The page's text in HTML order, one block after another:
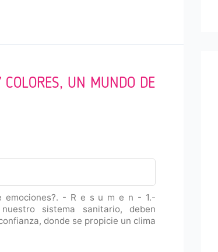
UN MUNDO DE
emociones?. - R e s u m e n - 1.-
sistema sanitario, deben
donde se propicie un clima